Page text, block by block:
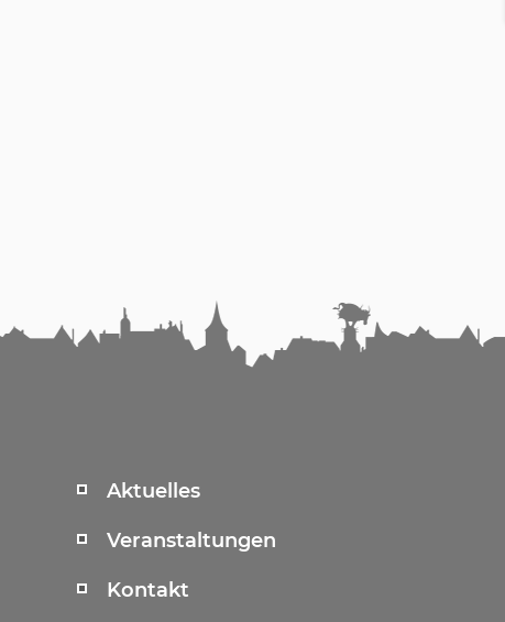
Aktuelles
Veranstaltungen
Kontakt